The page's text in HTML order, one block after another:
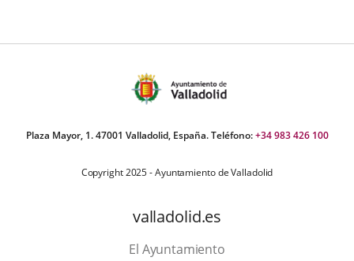
Plaza Mayor, 1. 47001 Valladolid, España. Teléfono:+34 983 426 100
Copyright 2025 - Ayuntamiento de Valladolid
valladolid.es
El Ayuntamiento